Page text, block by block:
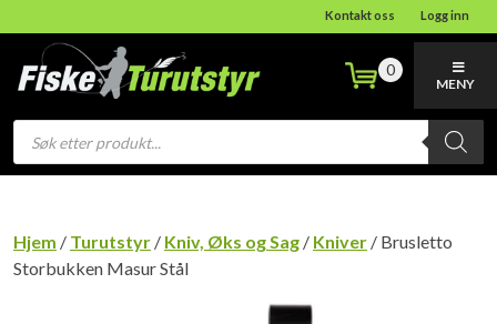
Kontakt oss Logg inn
Products
search
0
MENY
Hjem / Turutstyr / Kniv, Øks og Sag / Kniver / Brusletto
Storbukken Masur Stål